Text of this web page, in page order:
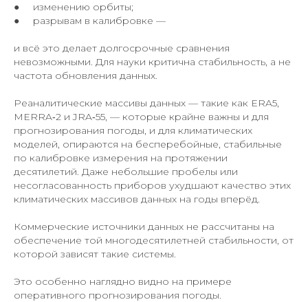
● изменению орбиты;
● разрывам в калибровке —
и всё это делает долгосрочные сравнения
невозможными. Для науки критична стабильность, а не
частота обновления данных.
Реаналитические массивы данных — такие как ERA5,
MERRA‑2 и JRA‑55, — которые крайне важны и для
прогнозирования погоды, и для климатических
моделей, опираются на бесперебойные, стабильные
по калибровке измерения на протяжении
десятилетий. Даже небольшие пробелы или
несогласованность приборов ухудшают качество этих
климатических массивов данных на годы вперёд.
Коммерческие источники данных не рассчитаны на
обеспечение той многодесятилетней стабильности, от
которой зависят такие системы.
Это особенно наглядно видно на примере
оперативного прогнозирования погоды.